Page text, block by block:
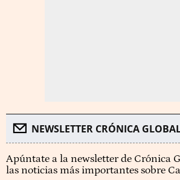
NEWSLETTER CRÓNICA
Apúntate a la newsletter de Crónica
las noticias más importantes sobre